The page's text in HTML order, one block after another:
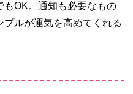
もOK。通知も必要なもの
ルが運気を高めてくれる